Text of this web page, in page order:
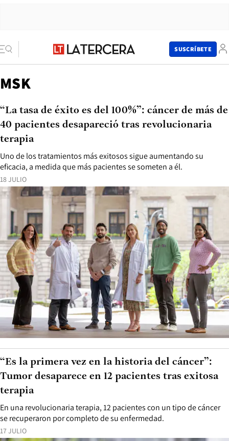
SUSCRÍBETE
MSK
18 JULIO
Uno de los tratamientos más exitosos sigue aumentando su
eficacia, a medida que más pacientes se someten a él.
“La tasa de éxito es del 100%”: cáncer de más de
40 pacientes desapareció tras revolucionaria
terapia
17 JULIO
En una revolucionaria terapia, 12 pacientes con un tipo de cáncer
se recuperaron por completo de su enfermedad.
“Es la primera vez en la historia del cáncer”:
Tumor desaparece en 12 pacientes tras exitosa
terapia